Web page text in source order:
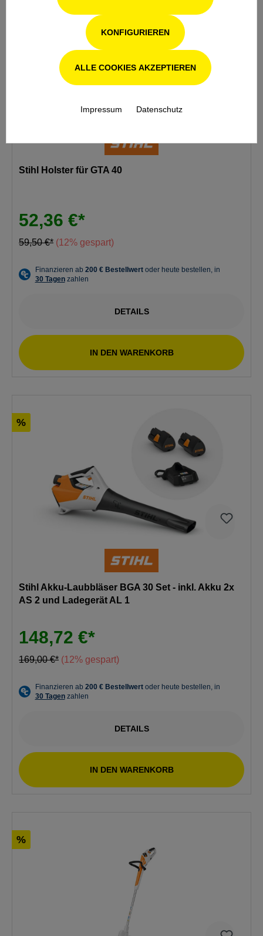
Stihl Holster für GTA 40
52,36 €*
59,50 €* (12% gespart)
DETAILS
IN DEN WARENKORB
%
Stihl Akku-Laubbläser BGA 30 Set - inkl. Akku 2x
AS 2 und Ladegerät AL 1
148,72 €*
169,00 €* (12% gespart)
DETAILS
IN DEN WARENKORB
%
KONFIGURIEREN
ALLE COOKIES AKZEPTIEREN
Impressum Datenschutz